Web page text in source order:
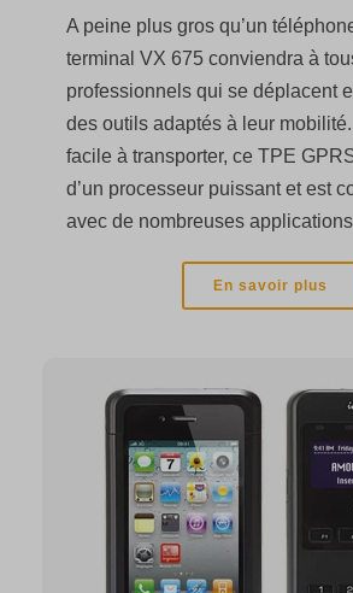
A peine plus gros qu’un
terminal VX 675 conviendra à
professionnels qui se déplacent
des outils adaptés à leur mobilité.
facile à transporter, ce TPE
d’un processeur puissant et est
avec de nombreuses
En savoir plus